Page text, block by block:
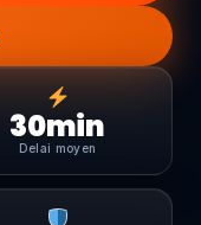
30min
Delai moyen